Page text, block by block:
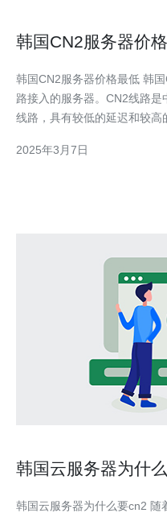
韩国CN2服务器价
韩国CN2服务器价格最低 韩国CN2服务器是指在韩国拥有CN2线
路接入的服务器。CN2线路
线路，具有较低的延迟和较高
势：
2025年3月7日
韩国云服务器为什
韩国云服务器为什么要cn2 随着互联网的快速发展，云服务器在各